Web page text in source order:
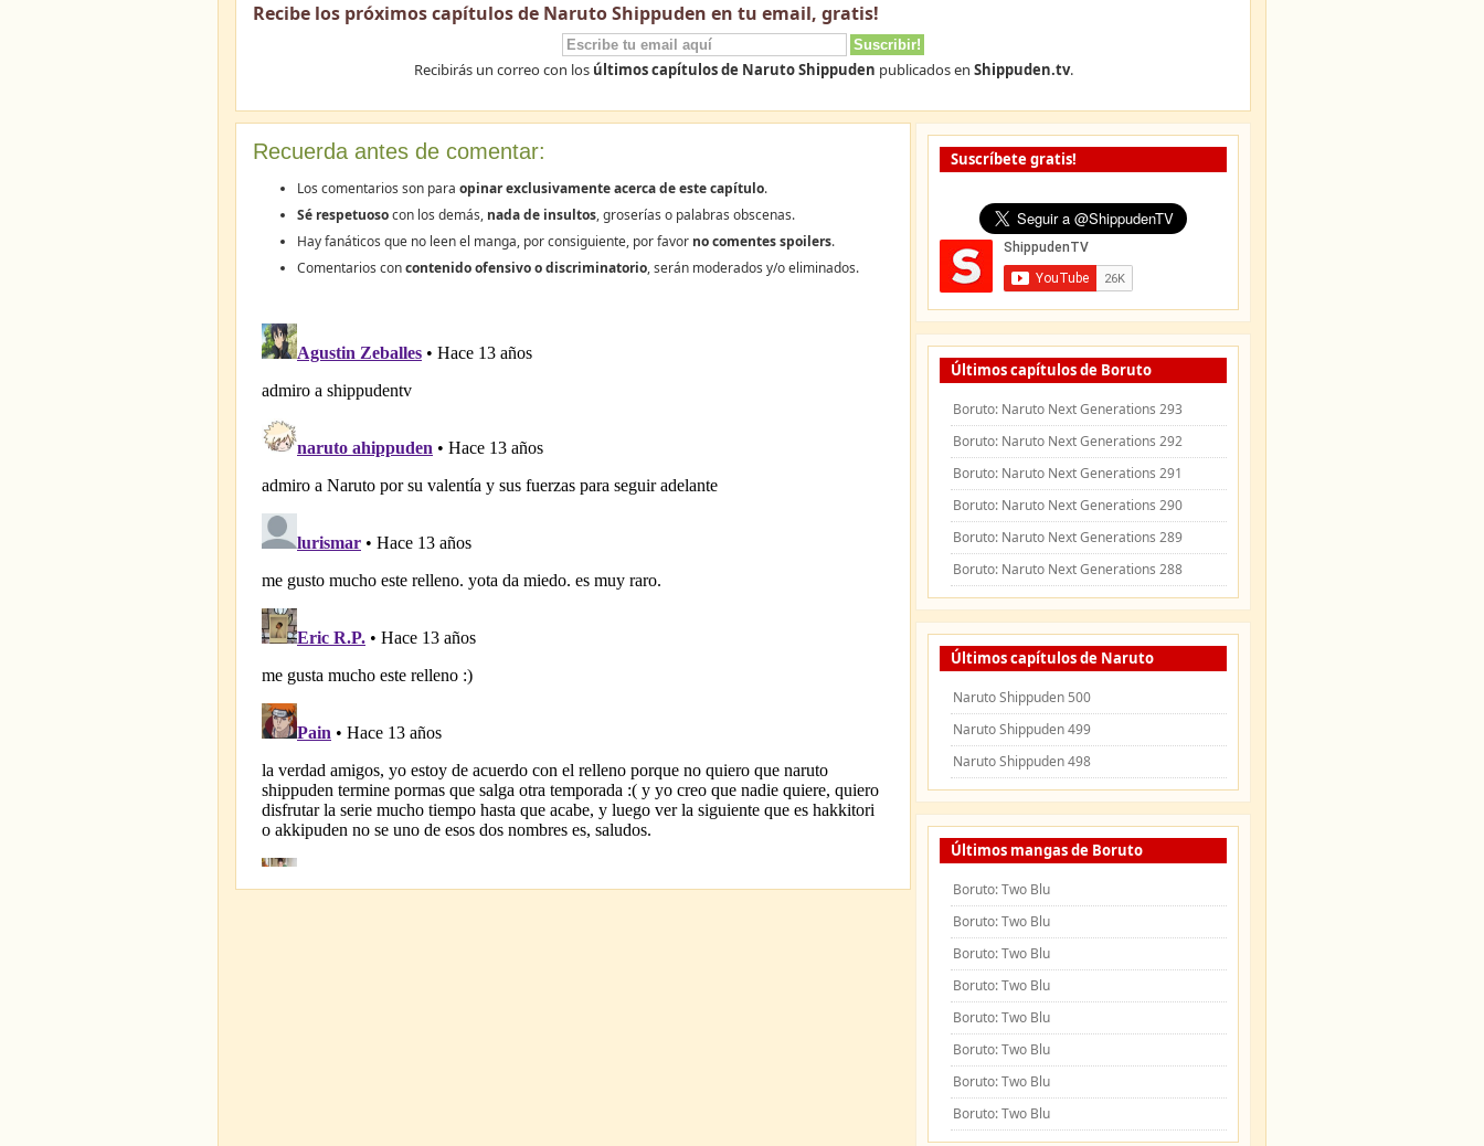
Recibe los próximos capítulos de Naruto Shippuden en tu email, gratis!
Recibirás un correo con los últimos capítulos de Naruto Shippuden publicados en Shippuden.tv.
Recuerda antes de comentar:
Los comentarios son para opinar exclusivamente acerca de este capítulo.
Sé respetuosocon los demás, nada de insultos, groserías o palabras obscenas.
Hay fanáticos que no leen el manga, por consiguiente, por favor no comentes spoilers.
Comentarios concontenido ofensivo o discriminatorio, serán moderados y/o eliminados.
Suscríbete gratis!
Últimos capítulos de Boruto
Boruto: Naruto Next Generations 293
Boruto: Naruto Next Generations 292
Boruto: Naruto Next Generations 291
Boruto: Naruto Next Generations 290
Boruto: Naruto Next Generations 289
Boruto: Naruto Next Generations 288
Últimos capítulos de Naruto
Naruto Shippuden 500
Naruto Shippuden 499
Naruto Shippuden 498
Últimos mangas de Boruto
Boruto: Two Blu
Boruto: Two Blu
Boruto: Two Blu
Boruto: Two Blu
Boruto: Two Blu
Boruto: Two Blu
Boruto: Two Blu
Boruto: Two Blu